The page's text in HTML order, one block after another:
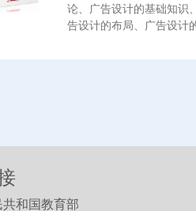
论、广告设计的基础知识
告设计的布局、广告设计
和国教育部